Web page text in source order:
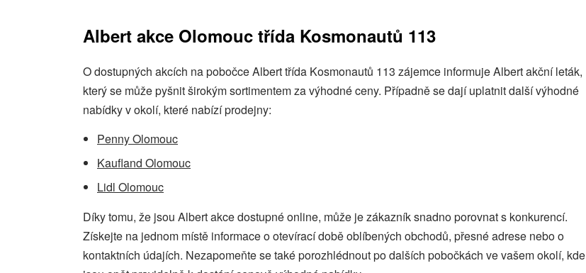
Albert akce Olomouc třída Kosmonautů 113
O dostupných akcích na pobočce Albert třída Kosmonautů 113 zájemce informuje Albert akční leták,
který se může pyšnit širokým sortimentem za výhodné ceny. Případně se dají uplatnit další výhodné
nabídky v okolí, které nabízí prodejny:
Penny Olomouc
Kaufland Olomouc
Lidl Olomouc
Díky tomu, že jsou Albert akce dostupné online, může je zákazník snadno porovnat s konkurencí.
Získejte na jednom místě informace o otevírací době oblíbených obchodů, přesné adrese nebo o
kontaktních údajích. Nezapomeňte se také porozhlédnout po dalších pobočkách ve vašem okolí, kde